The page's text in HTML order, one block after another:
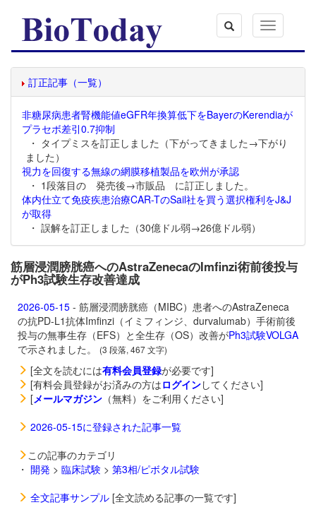
Toggle
navigation
訂正記事（一覧）
非糖尿病患者腎機能値eGFR年換算低下をBayerのKerendiaが
プラセボ差引0.7抑制
・ タイプミスを訂正しました（下がってきました→下がり
ました）
視力を回復する無線の網膜移植製品を欧州が承認
・ 1段落目の 発売後→市販品 に訂正しました。
体内仕立て免疫疾患治療CAR-TのSail社を買う選択権利をJ&J
が取得
・ 誤解を訂正しました（30億ドル弱→26億ドル弱）
筋層浸潤膀胱癌へのAstraZenecaのImfinzi術前後投与
がPh3試験生存改善達成
2026-05-15 - 筋層浸潤膀胱癌（MIBC）患者へのAstraZeneca
の抗PD-L1抗体Imfinzi（イミフィンジ、durvalumab）手術前後
投与の無事生存（EFS）と全生存（OS）改善がPh3試験VOLGA
で示されました。
(3 段落, 467 文字)
[全文を読むには有料会員登録が必要です]
[有料会員登録がお済みの方はログインしてください]
[メールマガジン （無料）をご利用ください]
2026-05-15に登録された記事一覧
この記事のカテゴリ
・ 開発 > 臨床試験 > 第3相/ピボタル試験
全文記事サンプル [全文読める記事の一覧です]